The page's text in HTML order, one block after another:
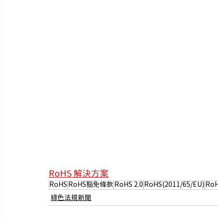
RoHS 解決方案
RoHS RoHS豁免條款 RoHS 2.0 RoHS(2011/65/EU)
綠色法規新聞